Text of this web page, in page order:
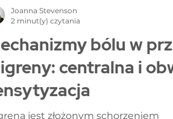
bólu w
centralna i
jest złożonym schorzeniem
Joanna Stevenson
2 minut(y) czytania